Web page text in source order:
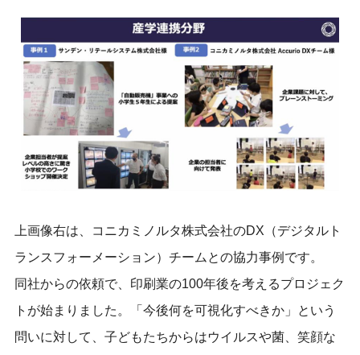
上画像右は、コニカミノルタ株式会社のDX（デジタルト
ランスフォーメーション）チームとの協力事例です。
同社からの依頼で、印刷業の100年後を考えるプロジェク
トが始まりました。「今後何を可視化すべきか」という
問いに対して、子どもたちからはウイルスや菌、笑顔な